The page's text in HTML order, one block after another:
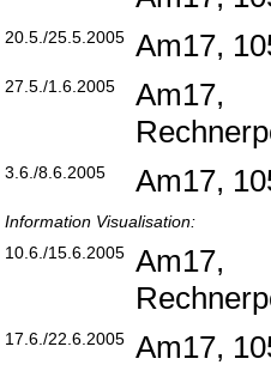
20.5./25.5.2005 Am17,
27.5./1.6.2005
Am17,
3.6./8.6.2005 Am17,
Information Visualisation:
10.6./15.6.2005 Am17,
17.6./22.6.2005 Am17,